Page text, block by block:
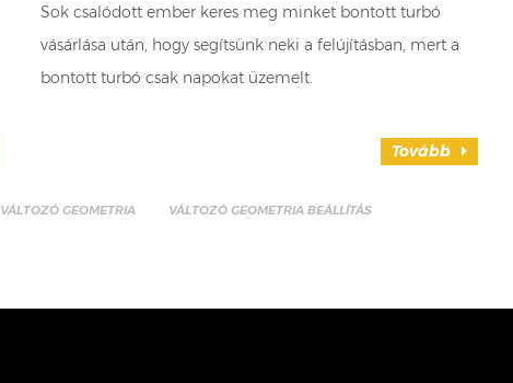
Sok csalódott ember keres meg minket bontott turbó
vásárlása után, hogy segítsünk neki a felújításban, mert a
bontott turbó csak napokat üzemelt.
Tovább
VÁLTOZÓ GEOMETRIA VÁLTOZÓ GEOMETRIA BEÁLLÍTÁS